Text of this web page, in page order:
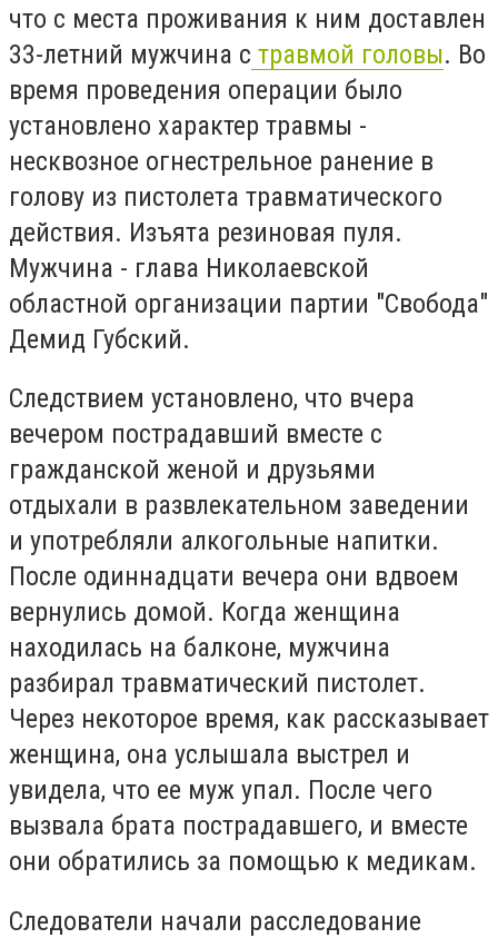
что с места проживания к ним доставлен
33-летний мужчина с травмой головы. Во
время проведения операции было
установлено характер травмы -
несквозное огнестрельное ранение в
голову из пистолета травматического
действия. Изъята резиновая пуля.
Мужчина - глава Николаевской
областной организации партии "Свобода"
Демид Губский.
Следствием установлено, что вчера
вечером пострадавший вместе с
гражданской женой и друзьями
отдыхали в развлекательном заведении
и употребляли алкогольные напитки.
После одиннадцати вечера они вдвоем
вернулись домой. Когда женщина
находилась на балконе, мужчина
разбирал травматический пистолет.
Через некоторое время, как рассказывает
женщина, она услышала выстрел и
увидела, что ее муж упал. После чего
вызвала брата пострадавшего, и вместе
они обратились за помощью к медикам.
Следователи начали расследование